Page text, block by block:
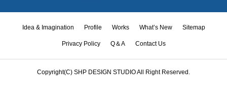
Idea & Imagination Profile Works What’s New Sitemap
Privacy Policy Q＆A Contact Us
Copyright(C) SHP DESIGN STUDIO All Right Reserved.